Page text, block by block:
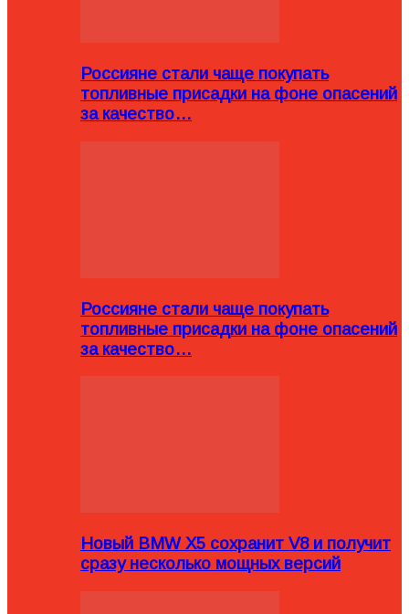
Россияне стали чаще покупать
топливные присадки на фоне опасений
за качество…
Россияне стали чаще покупать
топливные присадки на фоне опасений
за качество…
Новый BMW X5 сохранит V8 и получит
сразу несколько мощных версий